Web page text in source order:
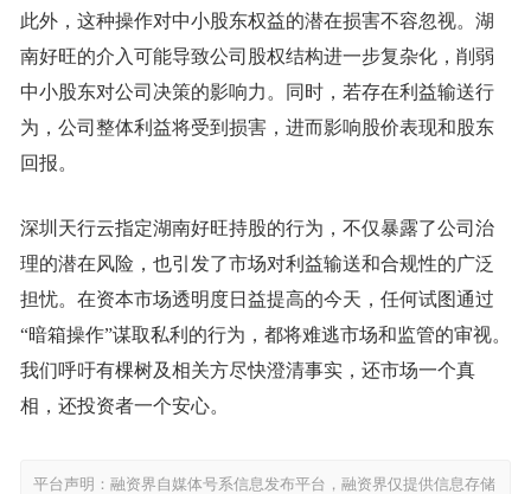
此外，这种操作对中小股东权益的潜在损害不容忽视。湖
南好旺的介入可能导致公司股权结构进一步复杂化，削弱
中小股东对公司决策的影响力。同时，若存在利益输送行
为，公司整体利益将受到损害，进而影响股价表现和股东
回报。
深圳天行云指定湖南好旺持股的行为，不仅暴露了公司治
理的潜在风险，也引发了市场对利益输送和合规性的广泛
担忧。在资本市场透明度日益提高的今天，任何试图通过
“暗箱操作”谋取私利的行为，都将难逃市场和监管的审视。
我们呼吁有棵树及相关方尽快澄清事实，还市场一个真
相，还投资者一个安心。
平台声明：融资界自媒体号系信息发布平台，融资界仅提供信息存储